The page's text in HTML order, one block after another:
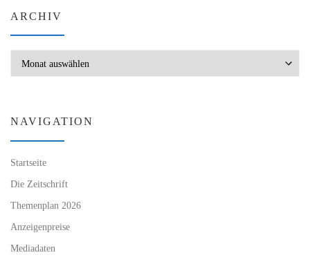
ARCHIV
NAVIGATION
Startseite
Die Zeitschrift
Themenplan 2026
Anzeigenpreise
Mediadaten